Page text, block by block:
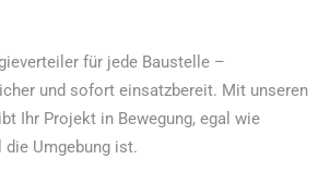
für jede Baustelle –
und sofort einsatzbereit. Mit unseren
Ihr Projekt in Bewegung, egal wie
die Umgebung ist.